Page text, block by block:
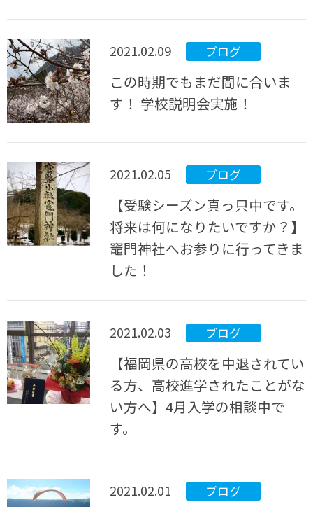
2021.02.09 ブログ
この時期でもまだ間に合いま
す！ 学校説明会実施！
2021.02.05 ブログ
【受験シーズン真っ只中です。
将来は何になりたいですか？】
竈門神社へお参りに行ってきま
した！
2021.02.03 ブログ
【福岡県の高校を中退されてい
る方、高校進学されたことがな
い方へ】4月入学の相談中で
す。
2021.02.01 ブログ